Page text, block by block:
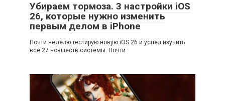
Убираем тормоза. 3 настройки iOS
26, которые нужно изменить
первым делом в iPhone
Почти неделю тестирую новую iOS 26 и успел изучить
все 27 новшеств системы. Почти